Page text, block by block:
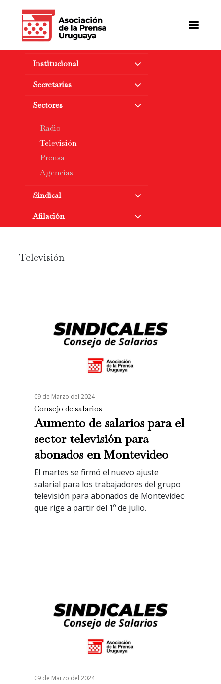
Institucional
Secretarías
Sectores
Radio
Televisión
Prensa
Agencias
Sindical
Afilación
Televisión
09 de Marzo del 2024
Consejo de salarios
Aumento de salarios para el
sector televisión para
abonados en Montevideo
El martes se firmó el nuevo ajuste
salarial para los trabajadores del grupo
televisión para abonados de Montevideo
que rige a partir del 1º de julio.
09 de Marzo del 2024